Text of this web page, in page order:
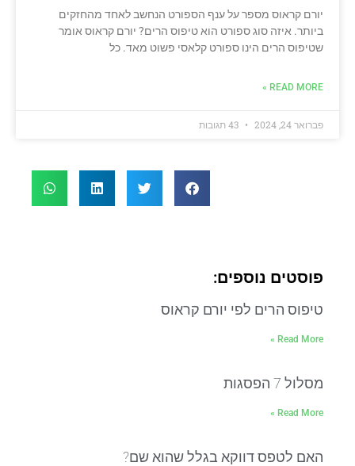
יורם קראוס מספר על ענף הספורט הנחשב לאחד מהחזקים
ביותר. איזה סוג ספורט הוא טיפוס הרים? יורם קראוס אומר
שטיפוס הרים הינו ספורט קלאסי פשוט מאד. כל
READ MORE »
פברואר 24, 2024
פוסטים נוספים:
טיפוס הרים לפי יורם קראוס
Read More »
מסלול 7 הפסגות
Read More »
האם לטפס דווקא בגלל שהוא שם?